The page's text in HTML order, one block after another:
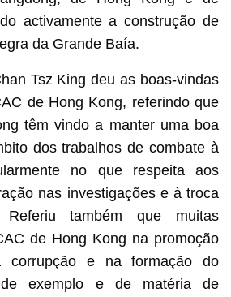
activamente a construção de
da Grande Baía.
Tsz King deu as boas-vindas
de Hong Kong, referindo que
têm vindo a manter uma boa
dos trabalhos de combate à
no que respeita aos
nas investigações e à troca
Referiu também que muitas
de Hong Kong na promoção
corrupção e na formação do
de exemplo e de matéria de